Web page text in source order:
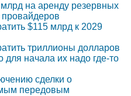
на аренду резервных
$115 млрд к 2029
триллионы долларов
для начала их надо где-то
сделки о
передовым